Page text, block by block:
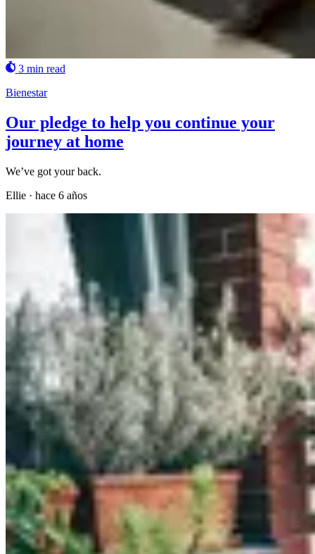
3 min read
Bienestar
Our pledge to help you continue your
journey at home
We’ve got your back.
Ellie · hace 6 años